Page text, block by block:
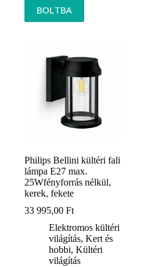
BOLTBA
Philips Bellini kültéri fali
lámpa E27 max.
25Wfényforrás nélkül,
kerek, fekete
33 995,00 Ft
Elektromos kültéri
világítás, Kert és
hobbi, Kültéri
világítás